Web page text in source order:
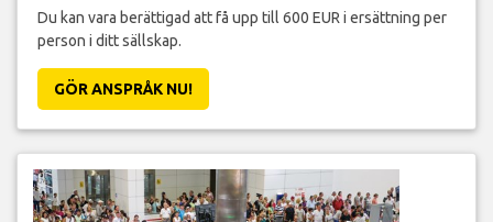
Du kan vara berättigad att få upp till 600 EUR i ersättning per
person i ditt sällskap.
GÖR ANSPRÅK NU!